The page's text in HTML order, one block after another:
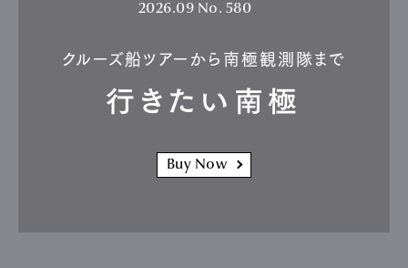
2026.09 No. 580
クルーズ船ツアーから南極観測隊まで
行きたい南極
Buy Now